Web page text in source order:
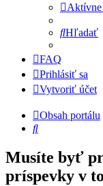
Aktívne
Hľadať
FAQ
Prihlásiť sa
Vytvoriť účet
Obsah portálu
Hľadať
Musíte byť
príspevky v